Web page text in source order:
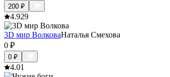
200 ₽
4.929
3D мир ВолковаНаталья Смехова
0 ₽
0 ₽
4.01